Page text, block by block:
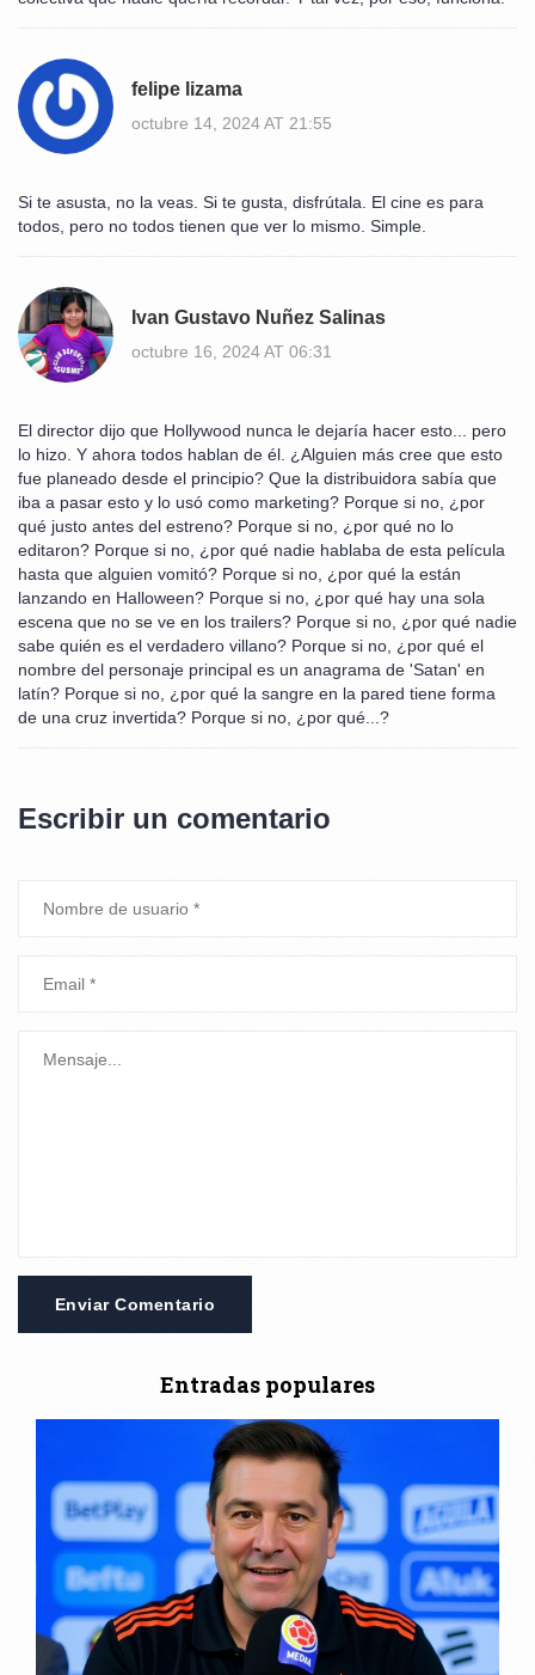
felipe lizama
octubre 14, 2024 AT 21:55
Si te asusta, no la veas. Si te gusta, disfrútala. El cine es para
todos, pero no todos tienen que ver lo mismo. Simple.
Ivan Gustavo Nuñez Salinas
octubre 16, 2024 AT 06:31
El director dijo que Hollywood nunca le dejaría hacer esto... pero
lo hizo. Y ahora todos hablan de él. ¿Alguien más cree que esto
fue planeado desde el principio? Que la distribuidora sabía que
iba a pasar esto y lo usó como marketing? Porque si no, ¿por
qué justo antes del estreno? Porque si no, ¿por qué no lo
editaron? Porque si no, ¿por qué nadie hablaba de esta película
hasta que alguien vomitó? Porque si no, ¿por qué la están
lanzando en Halloween? Porque si no, ¿por qué hay una sola
escena que no se ve en los trailers? Porque si no, ¿por qué nadie
sabe quién es el verdadero villano? Porque si no, ¿por qué el
nombre del personaje principal es un anagrama de 'Satan' en
latín? Porque si no, ¿por qué la sangre en la pared tiene forma
de una cruz invertida? Porque si no, ¿por qué...?
Escribir un comentario
Enviar Comentario
Entradas populares